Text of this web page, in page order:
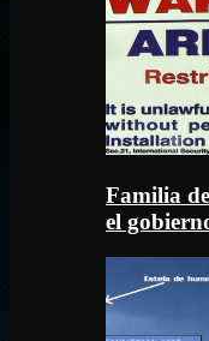
Familia
el